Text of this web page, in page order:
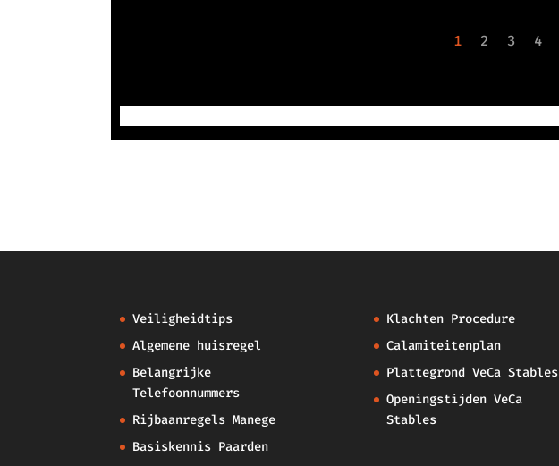
1 2 3 4
Veiligheidtips
Algemene huisregel
Belangrijke
Telefoonnummers
Rijbaanregels Manege
Basiskennis Paarden
Klachten Procedure
Calamiteitenplan
Plattegrond VeCa Stables
Openingstijden VeCa
Stables